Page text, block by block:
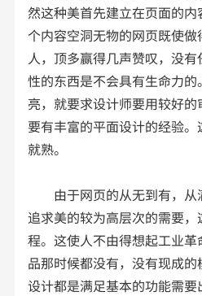
然这种美首先建立在页面的
个内容空洞无物的网页既使
人，顶多赢得几声赞叹，没
性的东西是不会具有生命力
亮，就要求设计师要用较好
要有丰富的平面设计的经验
就熟。
由于网页的从无到有，从
追求美的较为高层次的需要
程。这使人不由得想起工业
品那时候都没有，没有现成
设计都是满足基本的功能需